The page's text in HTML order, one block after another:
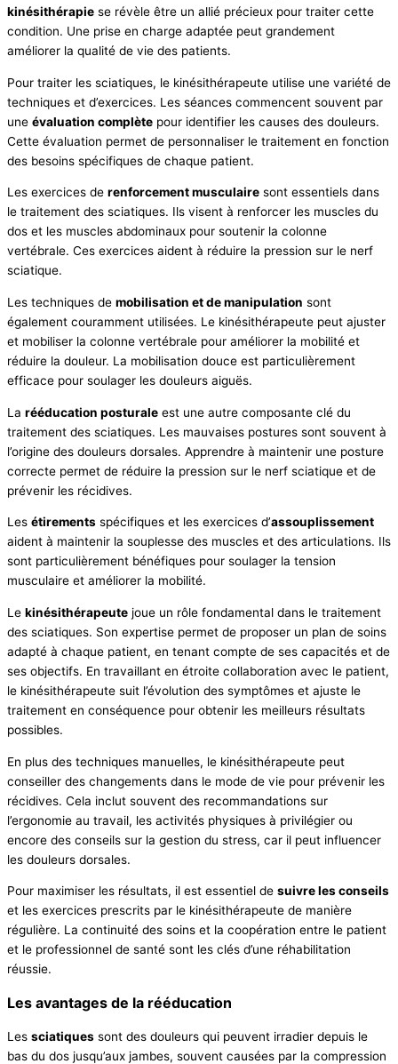
kinésithérapie se révèle être un allié précieux pour traiter cette
condition. Une prise en charge adaptée peut grandement
améliorer la qualité de vie des patients.
Pour traiter les sciatiques, le kinésithérapeute utilise une variété de
techniques et d’exercices. Les séances commencent souvent par
une évaluation complète pour identifier les causes des douleurs.
Cette évaluation permet de personnaliser le traitement en fonction
des besoins spécifiques de chaque patient.
Les exercices de renforcement musculaire sont essentiels dans
le traitement des sciatiques. Ils visent à renforcer les muscles du
dos et les muscles abdominaux pour soutenir la colonne
vertébrale. Ces exercices aident à réduire la pression sur le nerf
sciatique.
Les techniques de mobilisation et de manipulation sont
également couramment utilisées. Le kinésithérapeute peut ajuster
et mobiliser la colonne vertébrale pour améliorer la mobilité et
réduire la douleur. La mobilisation douce est particulièrement
efficace pour soulager les douleurs aiguës.
La rééducation posturale est une autre composante clé du
traitement des sciatiques. Les mauvaises postures sont souvent à
l’origine des douleurs dorsales. Apprendre à maintenir une posture
correcte permet de réduire la pression sur le nerf sciatique et de
prévenir les récidives.
Les étirements spécifiques et les exercices d’assouplissement
aident à maintenir la souplesse des muscles et des articulations. Ils
sont particulièrement bénéfiques pour soulager la tension
musculaire et améliorer la mobilité.
Le kinésithérapeute joue un rôle fondamental dans le traitement
des sciatiques. Son expertise permet de proposer un plan de soins
adapté à chaque patient, en tenant compte de ses capacités et de
ses objectifs. En travaillant en étroite collaboration avec le patient,
le kinésithérapeute suit l’évolution des symptômes et ajuste le
traitement en conséquence pour obtenir les meilleurs résultats
possibles.
En plus des techniques manuelles, le kinésithérapeute peut
conseiller des changements dans le mode de vie pour prévenir les
récidives. Cela inclut souvent des recommandations sur
l’ergonomie au travail, les activités physiques à privilégier ou
encore des conseils sur la gestion du stress, car il peut influencer
les douleurs dorsales.
Pour maximiser les résultats, il est essentiel de suivre les conseils
et les exercices prescrits par le kinésithérapeute de manière
régulière. La continuité des soins et la coopération entre le patient
et le professionnel de santé sont les clés d’une réhabilitation
réussie.
Les avantages de la rééducation
Les sciatiques sont des douleurs qui peuvent irradier depuis le
bas du dos jusqu’aux jambes, souvent causées par la compression